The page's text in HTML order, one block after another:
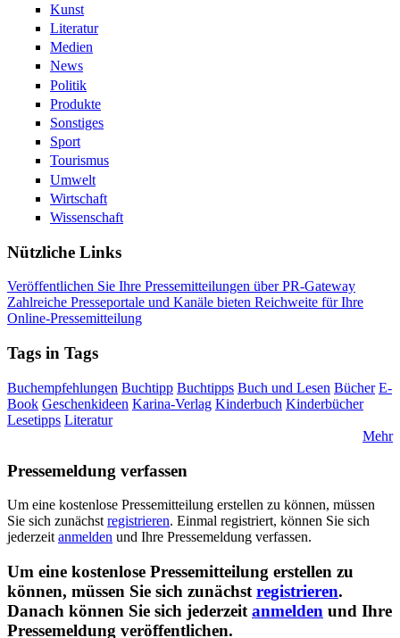
Kunst
Literatur
Medien
News
Politik
Produkte
Sonstiges
Sport
Tourismus
Umwelt
Wirtschaft
Wissenschaft
Nützliche Links
Veröffentlichen Sie Ihre Pressemitteilungen über PR-Gateway
Zahlreiche Presseportale und Kanäle bieten Reichweite für Ihre
Online-Pressemitteilung
Tags in Tags
Buchempfehlungen Buchtipp Buchtipps Buch und Lesen Bücher E-
Book Geschenkideen Karina-Verlag Kinderbuch Kinderbücher
Lesetipps Literatur
Mehr
Pressemeldung verfassen
Um eine kostenlose Pressemitteilung erstellen zu können, müssen
Sie sich zunächst registrieren. Einmal registriert, können Sie sich
jederzeit anmelden und Ihre Pressemeldung verfassen.
Um eine kostenlose Pressemitteilung erstellen zu
können, müssen Sie sich zunächst registrieren.
Danach können Sie sich jederzeit anmelden und Ihre
Pressemeldung veröffentlichen.